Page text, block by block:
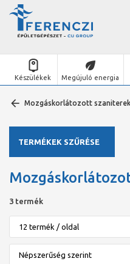
Készülékek Megújuló energia
Mozgáskorlátozott szaniterek
3 termék
TERMÉKEK SZŰRÉSE